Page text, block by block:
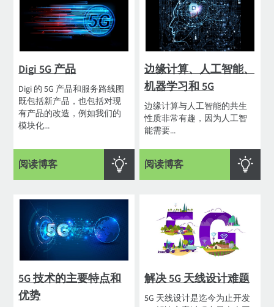
Digi 5G 产品
Digi 的 5G 产品和服务路线图
既包括新产品，也包括对现
有产品的改造，例如我们的
模块化...
阅读博客
边缘计算、人工智能、
机器学习和 5G
边缘计算与人工智能的共生
性质非常有趣，因为人工智
能需要...
阅读博客
5G 技术的主要特点和
优势
解决 5G 天线设计难题
5G 天线设计是迄今为止开发